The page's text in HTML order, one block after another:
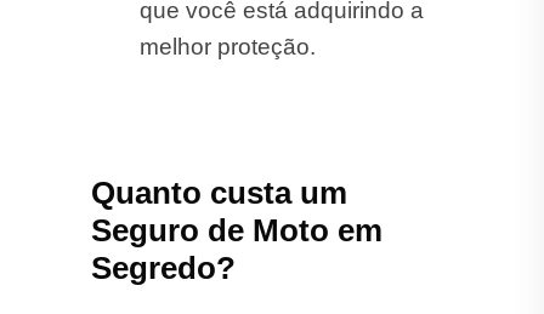
que você está adquirindo a
melhor proteção.
Quanto custa um
Seguro de Moto em
Segredo?